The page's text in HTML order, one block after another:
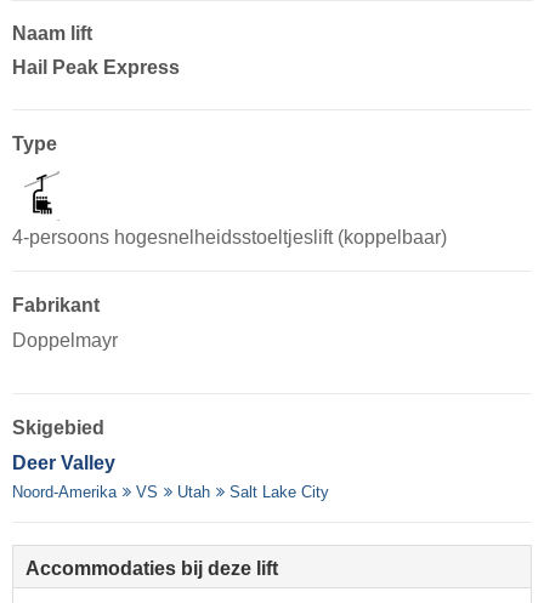
Naam lift
Hail Peak Express
Type
4-persoons hogesnelheidsstoeltjeslift (koppelbaar)
Fabrikant
Doppelmayr
Skigebied
Deer Valley
Noord-Amerika VS Utah Salt Lake City
Accommodaties bij deze lift